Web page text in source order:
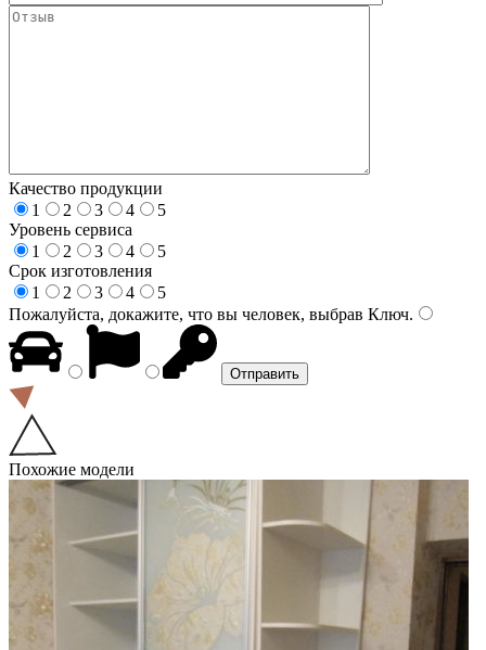
Качество продукции
1
2 3 4
5
Уровень сервиса
1
2 3 4
5
Срок изготовления
1
2 3 4
5
Пожалуйста, докажите, что вы человек, выбрав Ключ.
Похожие модели